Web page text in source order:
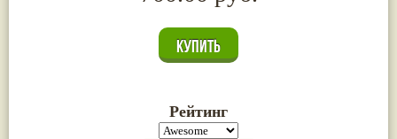
Рейтинг